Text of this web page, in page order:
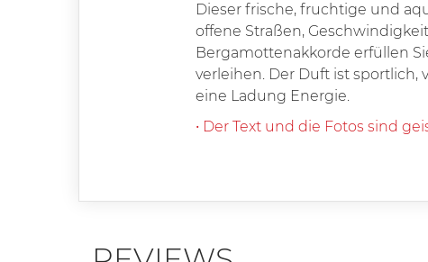
Dieser frische, fruchtige und
offene Straßen,
Bergamottenakkorde erfüllen
verleihen. Der Duft ist sportlich,
eine Ladung Energie.
• Der Text und die Fotos sind